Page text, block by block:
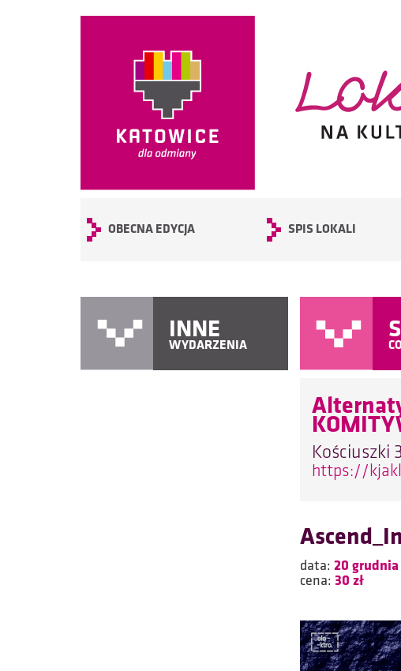
OBECNA EDYCJA SPIS LOKALI
INNE
WYDARZENIA
Kościuszki
https://
data: 20 grudnia
cena: 30 zł